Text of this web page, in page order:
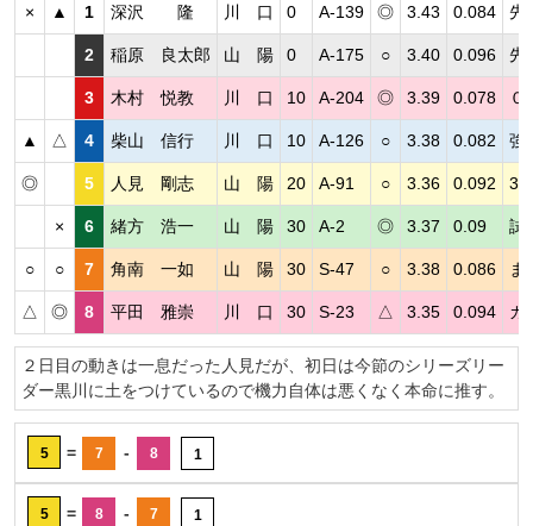
× ▲ 1 深沢 隆 川 口 0 A-139 ◎ 3.43 0.084 先
2 稲原 良太郎 山 陽 0 A-175 ○ 3.40 0.096 先
3 木村 悦教 川 口 10 A-204 ◎ 3.39 0.078 ０
▲ △ 4 柴山 信行 川 口 10 A-126 ○ 3.38 0.082 強
◎ 5 人見 剛志 山 陽 20 A-91 ○ 3.36 0.092 30
× 6 緒方 浩一 山 陽 30 A-2 ◎ 3.37 0.09 試
○ ○ 7 角南 一如 山 陽 30 S-47 ○ 3.38 0.086 ま
△ ◎ 8 平田 雅崇 川 口 30 S-23 △ 3.35 0.094 カ
２日目の動きは一息だった人見だが、初日は今節のシリーズリー
ダー黒川に土をつけているので機力自体は悪くなく本命に推す。
5 = 7 - 8 1
5 = 8 - 7 1